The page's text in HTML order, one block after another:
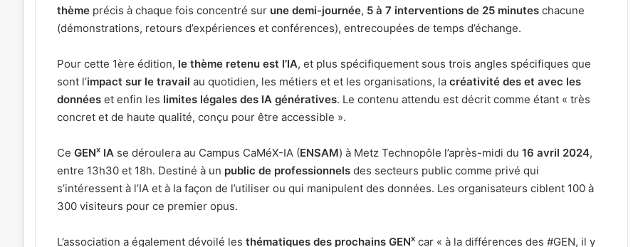
thèmeprécis à chaque fois concentré sur une demi-journée, 5 à 7 interventions de 25 minuteschacune
(démonstrations, retours d’expériences et conférences), entrecoupées de temps d’échange.
Pour cette 1ère édition, le thème retenu est l’IA, et plus spécifiquement sous trois angles spécifiques que
sont l’impact sur le travail au quotidien, les métiers et et les organisations, la créativité des et avec les
donnéeset enfin les limites légales des IA génératives. Le contenu attendu est décrit comme étant « très
concret et de haute qualité, conçu pour être accessible ».
Ce GENxIAse déroulera au Campus CaMéX-IA (ENSAM) à Metz Technopôle l’après-midi du 16 avril 2024,
entre 13h30 et 18h. Destiné à un public de professionnelsdes secteurs public comme privé qui
s’intéressent à l’IA et à la façon de l’utiliser ou qui manipulent des données. Les organisateurs ciblent 100 à
300 visiteurs pour ce premier opus.
L’association a également dévoilé les thématiques des prochains GENxcar « à la différences des #GEN, il y
«
émotion
armée,